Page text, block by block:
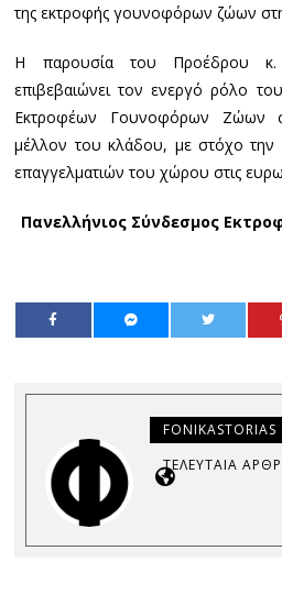
της εκτροφής γουνοφόρων ζώων
Η παρουσία του Προέδρου κ.
επιβεβαιώνει τον ενεργό ρόλο
Εκτροφέων Γουνοφόρων Ζώων
μέλλον του κλάδου, με στόχο
επαγγελματιών του χώρου στις
Πανελλήνιος Σύνδεσμος
FONIKASTORIAS
ΤΕΛΕΥΤΑΊΑ